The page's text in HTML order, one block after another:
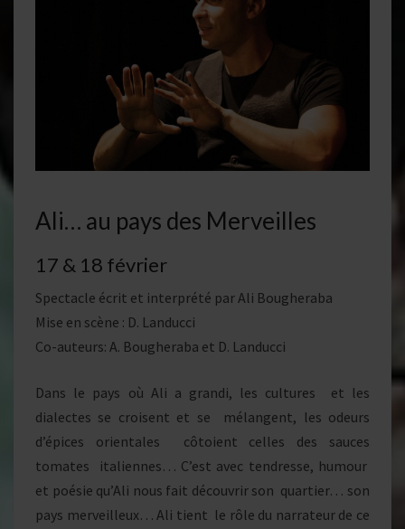
Ali… au pays des Merveilles
17 & 18 février
Spectacle écrit et interprété par Ali Bougheraba
Mise en scène : D. Landucci
Co-auteurs: A. Bougheraba et D. Landucci
Dans le pays où Ali a grandi, les cultures et les
dialectes se croisent et se mélangent, les odeurs
d’épices orientales côtoient celles des sauces
tomates italiennes… C’est avec tendresse, humour
et poésie qu’Ali nous fait découvrir son quartier… son
pays merveilleux… Ali tient le rôle du narrateur de ce